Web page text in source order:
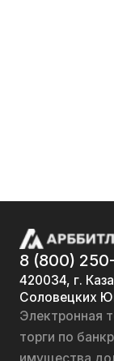
8 (800)
420034, г.
Соловецких
Электронная
торги по
имущества